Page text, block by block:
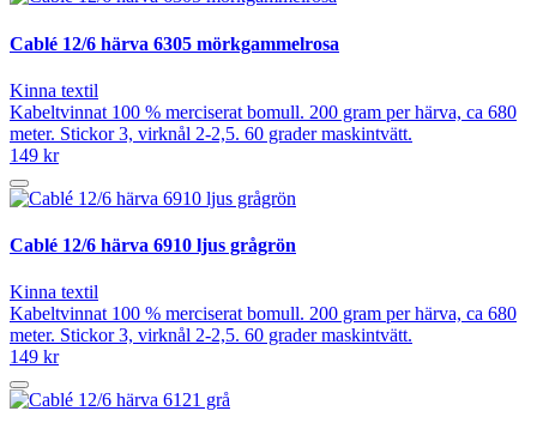
Cablé 12/6 härva 6305 mörkgammelrosa
Kinna textil
Kabeltvinnat 100 % merciserat bomull. 200 gram per härva, ca 680
meter. Stickor 3, virknål 2-2,5. 60 grader maskintvätt.
149 kr
Cablé 12/6 härva 6910 ljus grågrön
Kinna textil
Kabeltvinnat 100 % merciserat bomull. 200 gram per härva, ca 680
meter. Stickor 3, virknål 2-2,5. 60 grader maskintvätt.
149 kr